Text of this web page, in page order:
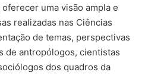
uma visão ampla e
realizadas nas Ciências
de temas, perspectivas
de antropólogos, cientistas
dos quadros da